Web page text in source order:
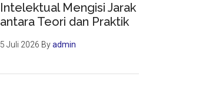
Intelektual Mengisi Jarak
antara Teori dan Praktik
5 Juli 2026 Byadmin